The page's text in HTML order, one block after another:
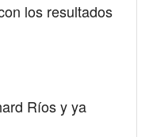
los resultados
Ríos y ya